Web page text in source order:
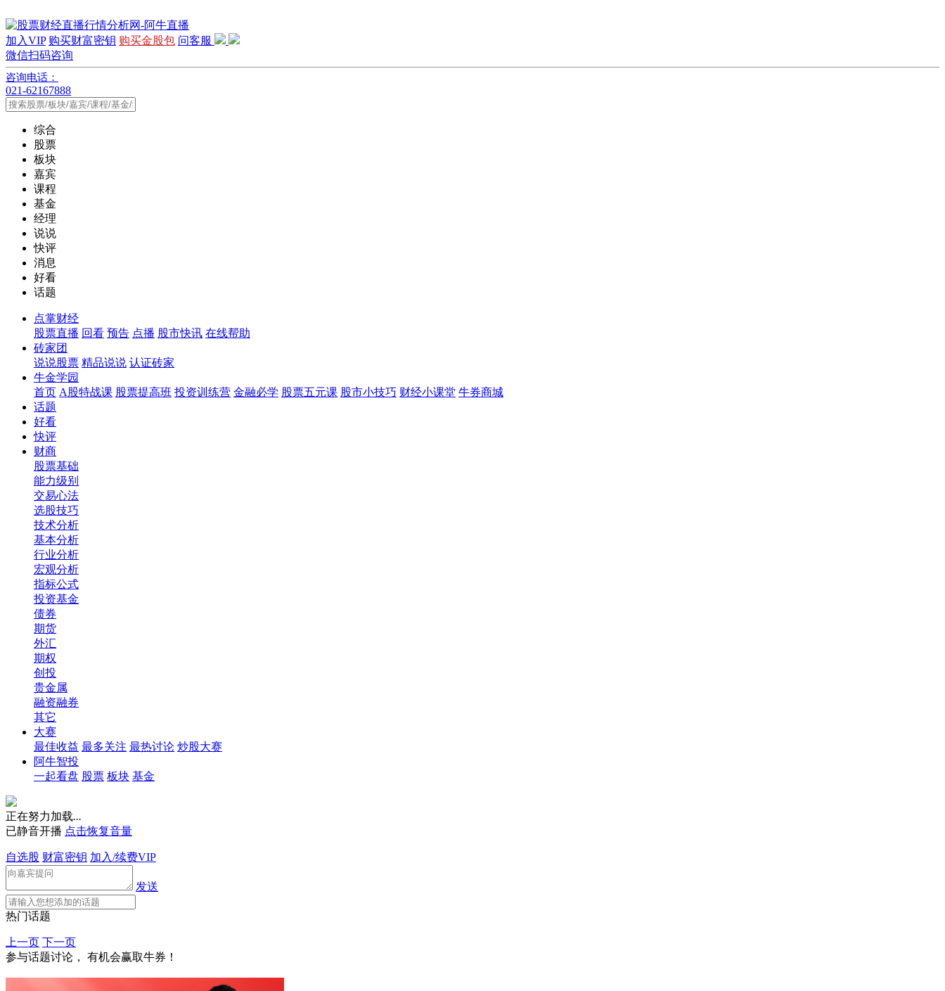
加入VIP 购买财富密钥 购买金股包 问客服
微信扫码咨询
咨询电话：
021-62167888
综合
股票
板块
嘉宾
课程
基金
经理
说说
快评
消息
好看
话题
点掌财经
股票直播 回看 预告 点播 股市快讯 在线帮助
砖家团
说说股票 精品说说 认证砖家
牛金学园
首页 A股特战课 股票提高班 投资训练营 金融必学 股票五元课 股市小技巧 财经小课堂 牛券商城
话题
好看
快评
财商
股票基础
能力级别
交易心法
选股技巧
技术分析
基本分析
行业分析
宏观分析
指标公式
投资基金
债券
期货
外汇
期权
创投
贵金属
融资融券
其它
大赛
最佳收益 最多关注 最热讨论 炒股大赛
阿牛智投
一起看盘 股票 板块 基金
正在努力加载...
已静音开播 点击恢复音量
自选股 财富密钥 加入/续费VIP
发送
热门话题
上一页 下一页
参与话题讨论， 有机会赢取牛券！